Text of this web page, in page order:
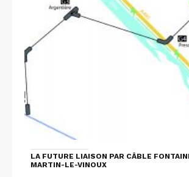
LA FUTURE LIAISON PAR CÂBLE
MARTIN-LE-VINOUX